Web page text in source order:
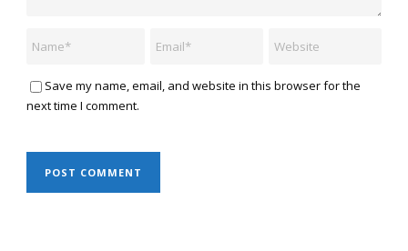
Save my name, email, and website in this browser for the
next time I comment.